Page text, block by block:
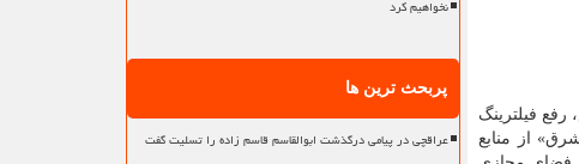
فیلترینگ
از منابع
نخواهیم کرد
پربحث ترین ها
عراقچی در پیامی درگذشت ابوالقاسم قاسم زاده را تسلیت گفت